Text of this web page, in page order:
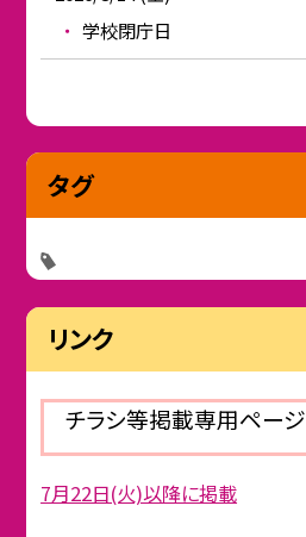
学校閉庁日
タグ
リンク
チラシ等掲載専用ページ
7月22日(火)以降に掲載